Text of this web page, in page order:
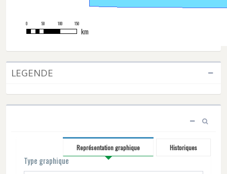
0 50 100 150
km
LEGENDE
Historiques
Représentation graphique
Type graphique